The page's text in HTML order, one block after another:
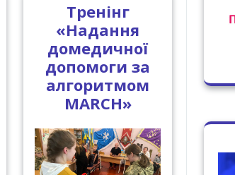
Тренінг
«Надання
домедичної
допомоги за
алгоритмом
MARCH»